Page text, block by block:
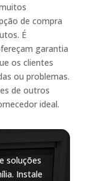
de compra
É
garantia
os clientes
ou problemas.
de outros
ideal.
soluções
Instale